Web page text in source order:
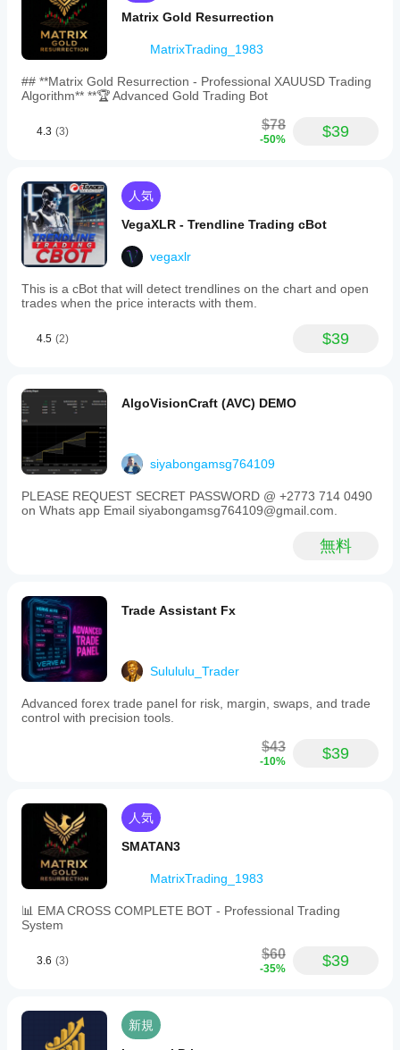
す。
開始
する
こと
も、
され
た最
ファ
用す
るこ
とも
でき
ま
す。
ォー
マン
スを
しま
す
パフ
スは
ブロ
ーカ
ーの
条
件、
スプ
レッ
執行
異な
る場
合が
あり
ま
す。
ボッ
トを
する
こと
で、
実際
の使
況で
のパ
解す
るの
に役
立ち
ま
す。
Matrix Gold Resurrection
MatrixTrading_1983
## **Matrix Gold Resurrection - Professional XAUUSD Trading
Algorithm** **🏆 Advanced Gold Trading Bot
4.3 (3) $78
-50% $39
人気
VegaXLR - Trendline Trading cBot
vegaxlr
This is a cBot that will detect trendlines on the chart and open
trades when the price interacts with them.
4.5 (2) $39
AlgoVisionCraft (AVC) DEMO
siyabongamsg764109
PLEASE REQUEST SECRET PASSWORD @ +2773 714 0490
on Whats app Email siyabongamsg764109@gmail.com.
無料
Trade Assistant Fx
Sulululu_Trader
Advanced forex trade panel for risk, margin, swaps, and trade
control with precision tools.
$43
-10% $39
人気
SMATAN3
MatrixTrading_1983
📊 EMA CROSS COMPLETE BOT - Professional Trading
System
3.6 (3) $60
-35% $39
新規